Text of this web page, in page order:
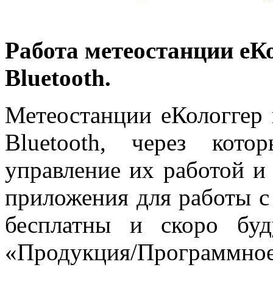
Работа метеостанции
Bluetooth.
Метеостанции
Bluetooth, через
управление их работой
приложения для работы
бесплатны и скоро
«Продукция/